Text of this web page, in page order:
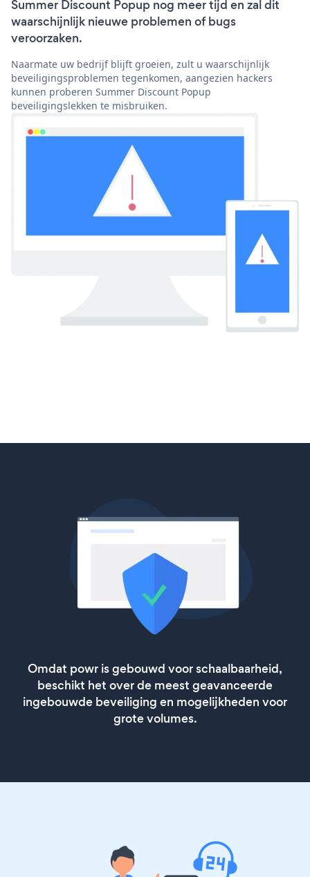
Summer Discount Popup nog meer tijd en zal dit
waarschijnlijk nieuwe problemen of bugs
veroorzaken.
Naarmate uw bedrijf blijft groeien, zult u waarschijnlijk
beveiligingsproblemen tegenkomen, aangezien hackers
kunnen proberen Summer Discount Popup
beveiligingslekken te misbruiken.
Omdat powr is gebouwd voor schaalbaarheid,
beschikt het over de meest geavanceerde
ingebouwde beveiliging en mogelijkheden voor
grote volumes.